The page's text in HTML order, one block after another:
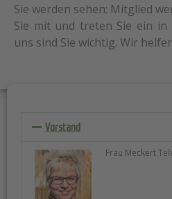
Sie werden sehen: Mitglied
Sie mit und treten Sie ein in
uns sind Sie wichtig. Wir
Vorstand
Frau Meckert